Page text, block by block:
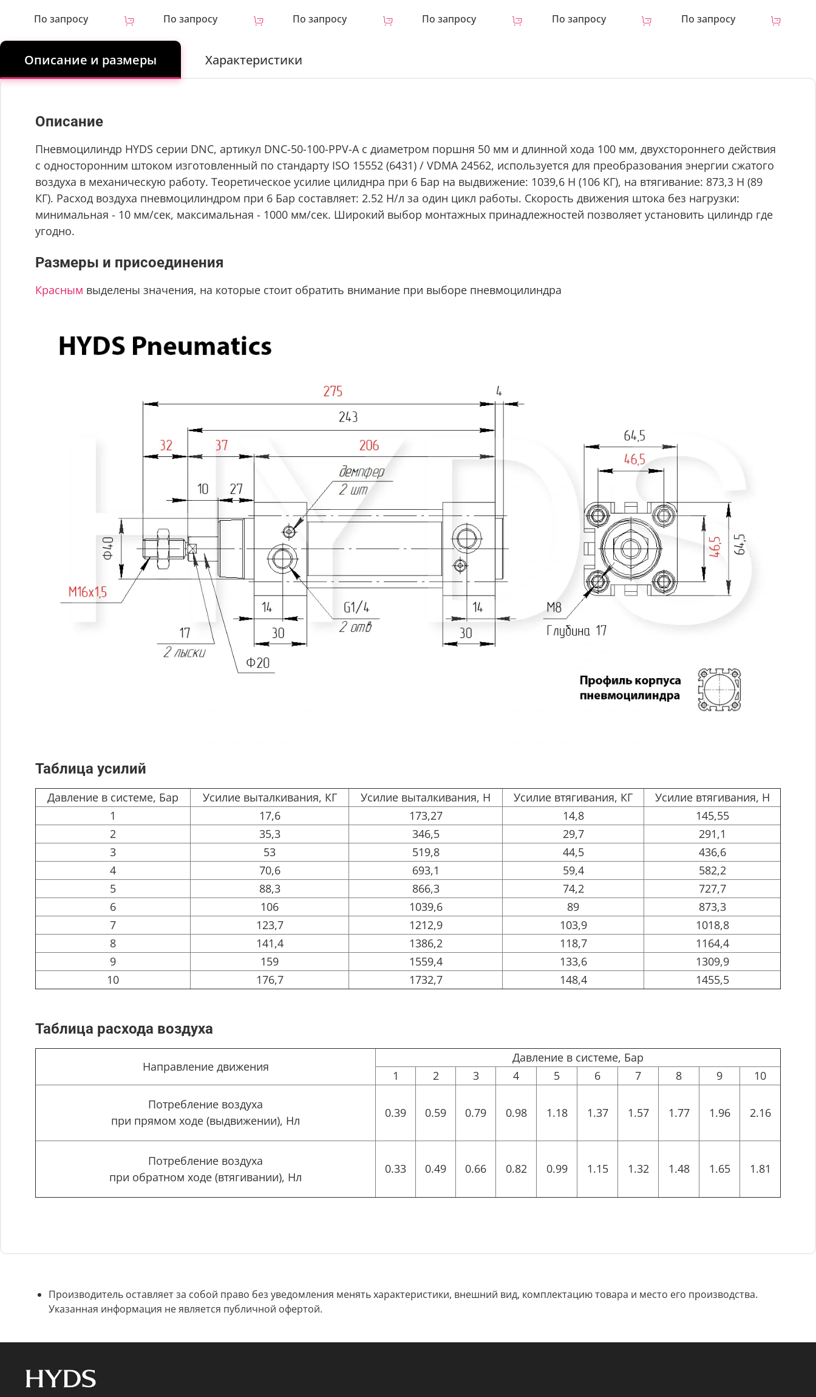
По запросу По запросу По запросу По запросу
По запросу
По запросу
Описание и размеры Характеристики
Описание
Пневмоцилиндр HYDS серии DNC, артикул DNC-50-100-PPV-A с диаметром поршня 50 мм и длинной хода 100 мм, двухстороннего действия
с односторонним штоком изготовленный по стандарту ISO 15552 (6431) / VDMA 24562, используется для преобразования энергии сжатого
воздуха в механическую работу. Теоретическое усилие цилиднра при 6 Бар на выдвижение: 1039,6 Н (106 КГ), на втягивание: 873,3 Н (89
КГ). Расход воздуха пневмоцилиндром при 6 Бар составляет: 2.52 Н/л за один цикл работы. Скорость движения штока без нагрузки:
минимальная - 10 мм/сек, максимальная - 1000 мм/сек. Широкий выбор монтажных принадлежностей позволяет установить цилиндр где
угодно.
Размеры и присоединения
Красным выделены значения, на которые стоит обратить внимание при выборе пневмоцилиндра
Таблица усилий
Давление в системе, Бар Усилие выталкивания, КГ Усилие выталкивания, Н Усилие втягивания, КГ
Усилие втягивания, Н
1
17,6 173,27 14,8
145,55
2
35,3 346,5 29,7
291,1
3
53 519,8 44,5
436,6
4
70,6 693,1 59,4
582,2
5
88,3 866,3 74,2
727,7
6
106 1039,6 89
873,3
7
123,7 1212,9 103,9
1018,8
8
141,4 1386,2 118,7
1164,4
9
159 1559,4 133,6
1309,9
10
176,7 1732,7 148,4 1455,5
Таблица расхода воздуха
Направление движения
Давление в системе, Бар
1
2 3 4 5 6 7 8 9
10
Потребление воздуха
при прямом ходе (выдвижении), Нл
0.39 0.59 0.79 0.98 1.18 1.37 1.57 1.77 1.96 2.16
Потребление воздуха
при обратном ходе (втягивании), Нл
0.33 0.49 0.66 0.82 0.99 1.15 1.32 1.48 1.65 1.81
Производитель оставляет за собой право без уведомления менять характеристики, внешний вид, комплектацию товара и место его производства.
Указанная информация не является публичной офертой.